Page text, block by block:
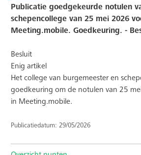
Publicatie goedgekeurde notulen
schepencollege van 25 mei 2026
Meeting.mobile. Goedkeuring. -
Besluit
Enig artikel
Het college van burgemeester en
goedkeuring om de notulen van 25
in Meeting.mobile.
Publicatiedatum: 29/05/2026